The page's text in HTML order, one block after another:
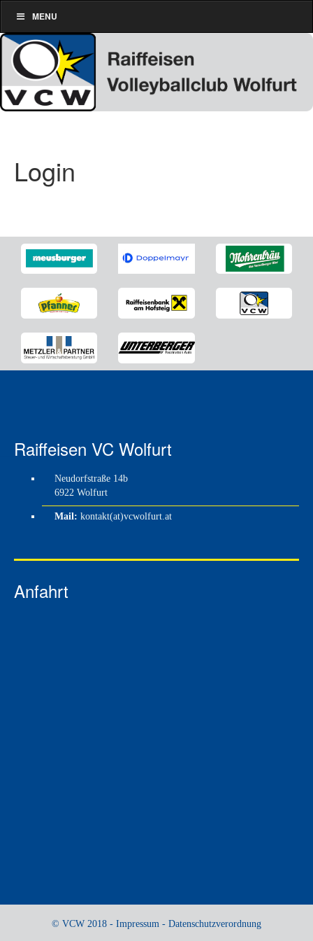
MENU
Login
Raiffeisen VC Wolfurt
Neudorfstraße 14b
6922 Wolfurt
Mail: kontakt(at)vcwolfurt.at
Anfahrt
© VCW 2018 - Impressum - Datenschutzverordnung